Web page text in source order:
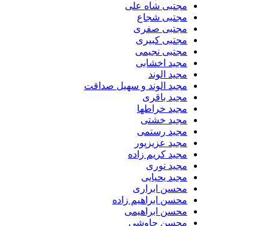
مجتبی شاه علی
مجتبی شجاع
مجتبی صفری
مجتبی کبیری
مجتبی نجیمی
مجید اخشابی
مجید الوند‎
مجید الوند و سهیل صداقت
مجید باقری
مجید خراطها
مجید خشتی
مجید رستمی
مجید عزیزپور
مجید کریم زاده
مجید نوری
مجید یحیایی
محسن ابراری
محسن ابراهیم زاده
محسن ابراهیمی
محسن چاوشی